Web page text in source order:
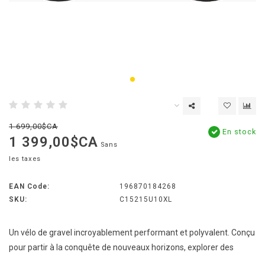
1 699,00$CA
1 399,00$CA Sans
les taxes
En stock
EAN Code:
196870184268
SKU:
C15215U10XL
Un vélo de gravel incroyablement performant et polyvalent. Conçu
pour partir à la conquête de nouveaux horizons, explorer des